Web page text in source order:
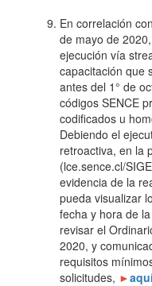
En correlación
de mayo de
ejecución vía
capacitación que
antes del 1° de
códigos SENCE
codificados u
Debiendo el
retroactiva, en la
(lce.sence.cl/
evidencia de la
pueda visualizar
fecha y hora de
revisar el
2020, y
requisitos
solicitudes, ►